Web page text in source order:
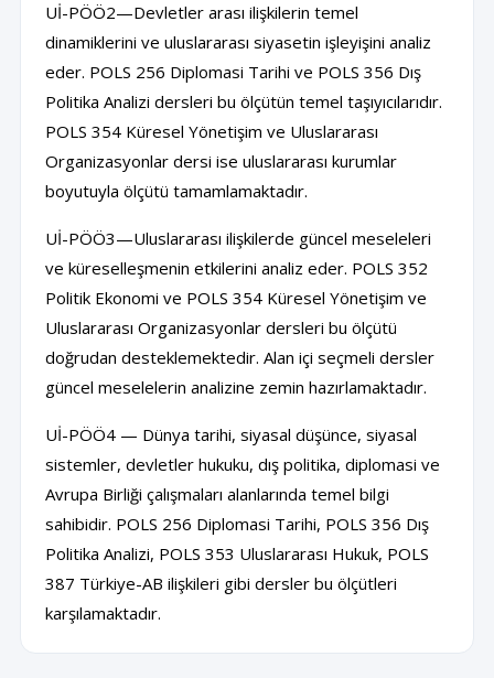
Uİ-PÖÖ2—Devletler arası ilişkilerin temel
dinamiklerini ve uluslararası siyasetin işleyişini analiz
eder. POLS 256 Diplomasi Tarihi ve POLS 356 Dış
Politika Analizi dersleri bu ölçütün temel taşıyıcılarıdır.
POLS 354 Küresel Yönetişim ve Uluslararası
Organizasyonlar dersi ise uluslararası kurumlar
boyutuyla ölçütü tamamlamaktadır.
Uİ-PÖÖ3—Uluslararası ilişkilerde güncel meseleleri
ve küreselleşmenin etkilerini analiz eder. POLS 352
Politik Ekonomi ve POLS 354 Küresel Yönetişim ve
Uluslararası Organizasyonlar dersleri bu ölçütü
doğrudan desteklemektedir. Alan içi seçmeli dersler
güncel meselelerin analizine zemin hazırlamaktadır.
Uİ-PÖÖ4 — Dünya tarihi, siyasal düşünce, siyasal
sistemler, devletler hukuku, dış politika, diplomasi ve
Avrupa Birliği çalışmaları alanlarında temel bilgi
sahibidir. POLS 256 Diplomasi Tarihi, POLS 356 Dış
Politika Analizi, POLS 353 Uluslararası Hukuk, POLS
387 Türkiye-AB ilişkileri gibi dersler bu ölçütleri
karşılamaktadır.